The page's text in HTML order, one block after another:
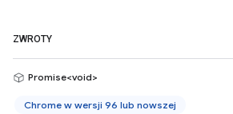
ZWROTY
Promise<void>
Chrome w wersji 96 lub nowszej